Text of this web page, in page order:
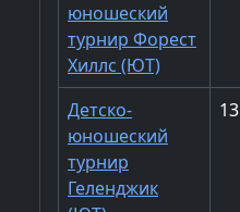
юношеский
турнир Форест
Хиллс (ЮТ)
Детско-
юношеский
турнир
Геленджик
13